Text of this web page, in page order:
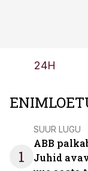
OÜ tegevjuht
24H
1
SUUR LUGU
ABB
Juhid